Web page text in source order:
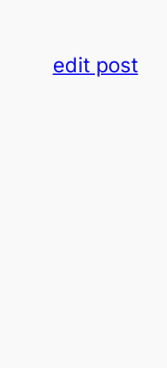
edit post